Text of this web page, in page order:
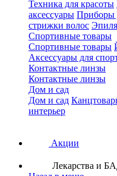
Техника для красоты
аксессуары Приборы
стрижки волос
Спортивные товары
Спортивные товары
Аксессуары для
Контактные линзы
Контактные линзы
Дом и сад
Дом и сад
интерьер
Акции
Лекарства и